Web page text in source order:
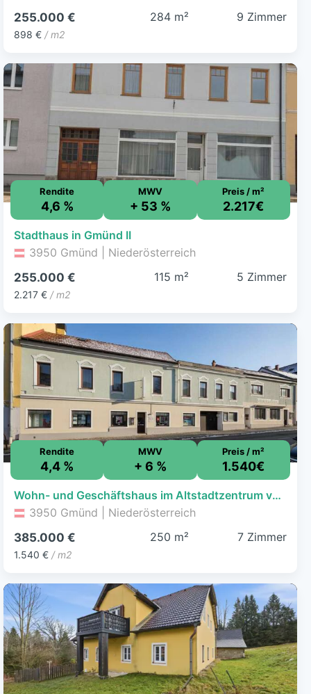
255.000 €
898 € / m2
284 m² 9 Zimmer
Rendite
4,6 %
MWV
+ 53 %
Preis / m²
2.217€
Stadthaus in Gmünd II
3950 Gmünd | Niederösterreich
255.000 €
2.217 € / m2
115 m² 5 Zimmer
Rendite
4,4 %
MWV
+ 6 %
Preis / m²
1.540€
Wohn- und Geschäftshaus im Altstadtzentrum von Gmünd
3950 Gmünd | Niederösterreich
385.000 €
1.540 € / m2
250 m² 7 Zimmer